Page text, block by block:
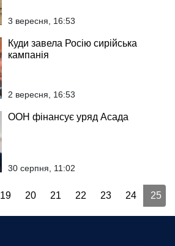
3 вересня, 16:53
Куди завела Росію сирійська
кампанія
2 вересня, 16:53
ООН фінансує уряд Асада
30 серпня, 11:02
19 20 21 22 23 24 25